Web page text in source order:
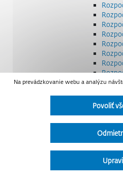
Smernice a
Strategické
Na prevádzkovanie webu a analýzu
Povoliť